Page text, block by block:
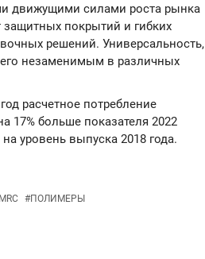
движущими силами роста рынка
покрытий и гибких
решений. Универсальность,
незаменимым в различных
расчетное потребление
17% больше показателя 2022
уровень выпуска 2018 года.
#ПОЛИМЕРЫ